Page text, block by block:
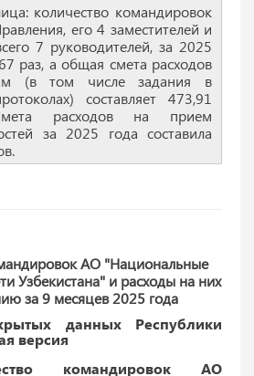
количество командировок
его 4 заместителей и
7 руководителей, за 2025
раз, а общая смета расходов
(в том числе задания в
составляет 473,91
расходов на прием
за 2025 года составила
АО "Национальные
Узбекистана" и расходы на них
за 9 месяцев 2025 года
данных Республики
версия
командировок АО